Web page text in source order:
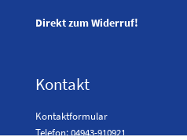
Direkt zum Widerruf!
Kontakt
Kontaktformular
Telefon: 04943-910921